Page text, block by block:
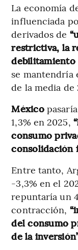
La economía
influenciada
derivados de
restrictiva, la
debilitamiento
se mantendría
de la media de
México
1,3% en 2025,
consumo
consolidación
Entre tanto,
-3,3% en el
repuntaría un
contracción,
del consumo
de la